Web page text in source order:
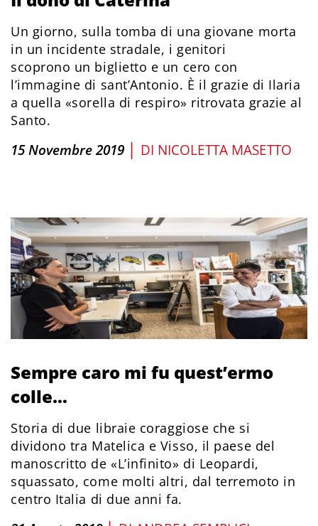
Un giorno, sulla tomba di una giovane morta
in un incidente stradale, i genitori
scoprono un biglietto e un cero con
l’immagine di sant’Antonio. È il grazie di Ilaria
a quella «sorella di respiro» ritrovata grazie al
Santo.
15 Novembre 2019 | DI NICOLETTA MASETTO
Sempre caro mi fu quest’ermo
colle…
Storia di due libraie coraggiose che si
dividono tra Matelica e Visso, il paese del
manoscritto de «L’infinito» di Leopardi,
squassato, come molti altri, dal terremoto in
centro Italia di due anni fa.